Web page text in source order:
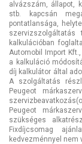
alvázszám, állapot,
stb. kapcsán
pontatlansága,
kalkulációban
Automobil Import
a kalkuláció
díj kalkulátor által
A szolgáltatás
Peugeot
Peugeot
szükséges
Fixdíjcsomag
kedvezménnyel nem